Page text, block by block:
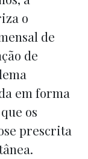
o
de
de
em forma
os
prescrita